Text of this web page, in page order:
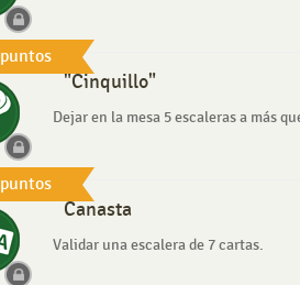
puntos
puntos
"Cinquillo"
Dejar en la mesa 5 escaleras a más
Canasta
Validar una escalera de 7 cartas.